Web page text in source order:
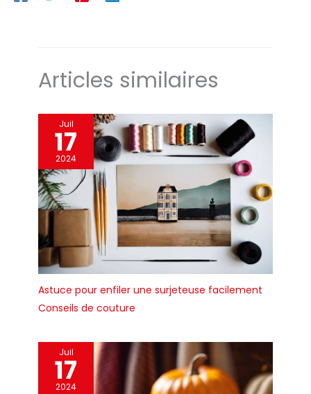
Articles similaires
Juil
17
2024
Astuce pour enfiler une surjeteuse facilement
Conseils de couture
Juil
17
2024